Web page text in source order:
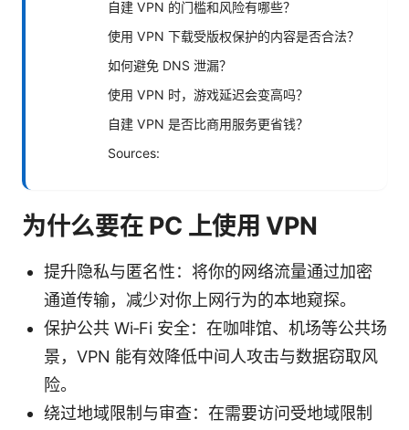
自建 VPN 的门槛和风险有哪些？
使用 VPN 下载受版权保护的内容是否合法？
如何避免 DNS 泄漏？
使用 VPN 时，游戏延迟会变高吗？
自建 VPN 是否比商用服务更省钱？
Sources:
为什么要在 PC 上使用 VPN
提升隐私与匿名性：将你的网络流量通过加密
通道传输，减少对你上网行为的本地窥探。
保护公共 Wi‑Fi 安全：在咖啡馆、机场等公共场
景，VPN 能有效降低中间人攻击与数据窃取风
险。
绕过地域限制与审查：在需要访问受地域限制